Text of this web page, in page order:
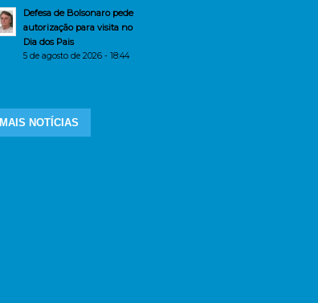
Defesa de Bolsonaro pede
autorização para visita no
Dia dos Pais
5 de agosto de 2026 - 18:44
MAIS NOTÍCIAS